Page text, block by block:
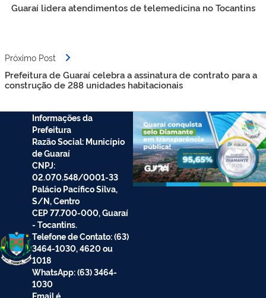
Guaraí lidera atendimentos de telemedicina no Tocantins
Próximo Post
Prefeitura de Guaraí celebra a assinatura de contrato para a
construção de 288 unidades habitacionais
Informações da
Prefeitura
Razão Social: Município
de Guaraí
CNPJ:
02.070.548/0001-33
Palácio Pacífico Silva,
S/N, Centro
CEP 77.700-000, Guaraí
- Tocantins.
Telefone de Contato: (63)
3464-1030, 4620 ou
1018
WhatsApp: (63) 3464-
1030
Email é